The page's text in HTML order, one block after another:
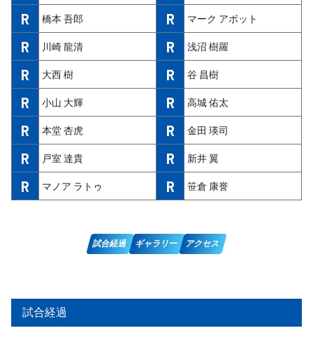
R 橋本 吾郎 R マーク アボット
R 川崎 龍清 R 浅沼 樹羅
R 大西 樹 R 谷 昌樹
R 小山 大輝 R 高城 佑太
R 本堂 杏虎 R 金田 瑛司
R 戸室 達貴 R 新井 翼
R マノア ラトゥ R 笹倉 康誉
試合経過 ギャラリー アクセス
試合経過